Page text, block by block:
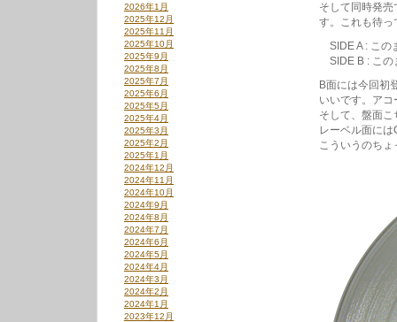
そして同時発
す。これも待っ
SIDE A : この
SIDE B : この
B面には今回初
いいです。ア
そして、盤面
レーベル面に
こういうのち
2026年1月
2025年12月
2025年11月
2025年10月
2025年9月
2025年8月
2025年7月
2025年6月
2025年5月
2025年4月
2025年3月
2025年2月
2025年1月
2024年12月
2024年11月
2024年10月
2024年9月
2024年8月
2024年7月
2024年6月
2024年5月
2024年4月
2024年3月
2024年2月
2024年1月
2023年12月